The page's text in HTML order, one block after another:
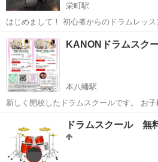
栄町駅
はじめまして！ 初心者からのドラムレッ
料金で行います。 初回レッスン料無料。
す。） （只今アンケートをご記入してい
千葉 千葉市
KANONドラムスク
本八幡駅
新しく開校したドラムスクールです。 お
て頂ける広くて綺麗なスタジオです。 初心者からプロまで完全オーダ
ーメイドのワンツーマンレッスン 5,000円
カッションやドラムを演...
本八幡駅 ドラム
ドラムスクール 無